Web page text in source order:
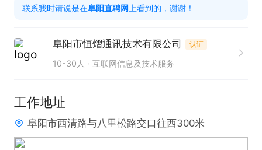
目前半年以上员工平均收入8000+朝上
1.每个月团建，聚餐
2.喜庆节日礼品，像端午中秋都有礼品哟，不定期下
3.公司建立了完善的人才培训机制。
4.上午8:30-12:00下午13:25-18:00,不加班不加班不
加班
联系我时请说是在阜阳直聘网 上看到的，谢谢！
阜阳市恒熠通讯技术有限公司 认证
10-30人 互联网信息及技术服务
工作地址
阜阳市西清路与八里松路交口往西300米